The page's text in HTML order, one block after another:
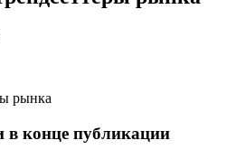
в конце публикации